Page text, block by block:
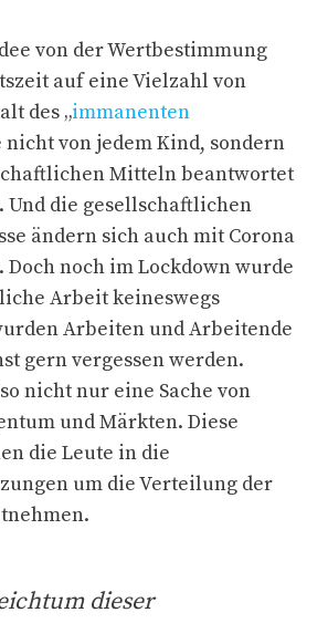
von der Wertbestimmung
auf eine Vielzahl von
des „immanenten
nicht von jedem Kind, sondern
Mitteln beantwortet
Und die gesellschaftlichen
ändern sich auch mit Corona
noch im Lockdown wurde
Arbeit keineswegs
Arbeiten und Arbeitende
gern vergessen werden.
nicht nur eine Sache von
und Märkten. Diese
die Leute in die
um die Verteilung der
dieser